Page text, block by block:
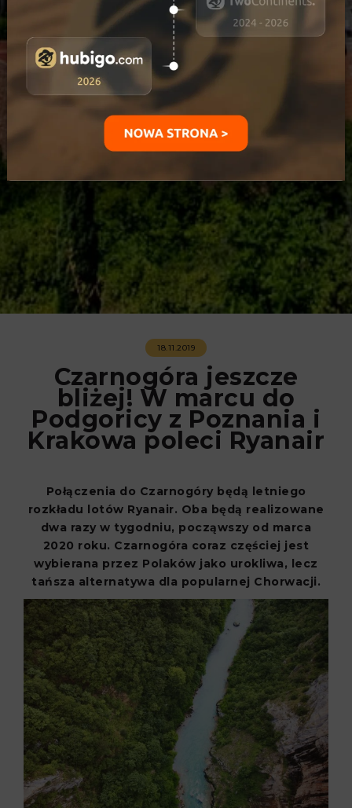
18.11.2019
Czarnogóra jeszcze
bliżej! W marcu do
Podgoricy z Poznania i
Krakowa poleci Ryanair
Połączenia do Czarnogóry będą letniego
rozkładu lotów Ryanair. Oba będą realizowane
dwa razy w tygodniu, począwszy od marca
2020 roku. Czarnogóra coraz częściej jest
wybierana przez Polaków jako urokliwa, lecz
tańsza alternatywa dla popularnej Chorwacji.